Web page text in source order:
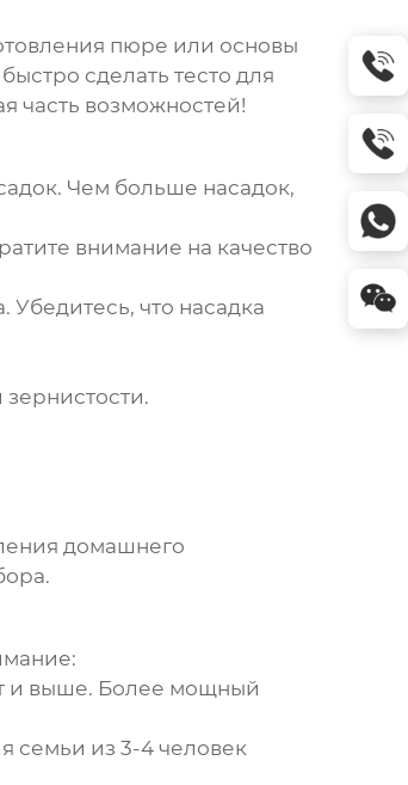
пюре или основы
сделать тесто для
часть возможностей!
Чем больше насадок,
внимание на качество
Убедитесь, что насадка
домашнего
и выше. Более мощный
семьи из 3-4 человек